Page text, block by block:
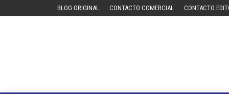
BLOG ORIGINAL CONTACTO COMERCIAL CONTACTO